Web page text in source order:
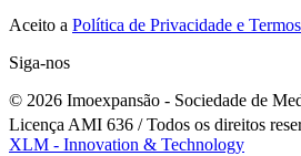
Aceito a Política de Privacidade e
Siga-nos
© 2026 Imoexpansão - Sociedade de
Licença AMI 636 / Todos os direitos
XLM - Innovation & Technology